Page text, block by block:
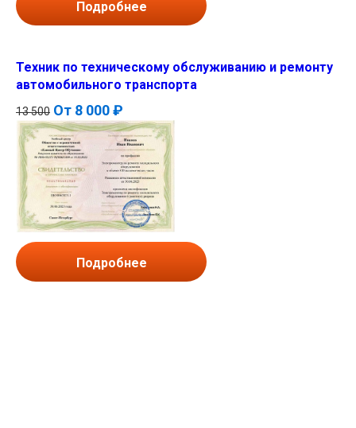
Подробнее
Техник по техническому обслуживанию и ремонту
автомобильного транспорта
13 500 От 8 000 ₽
Подробнее